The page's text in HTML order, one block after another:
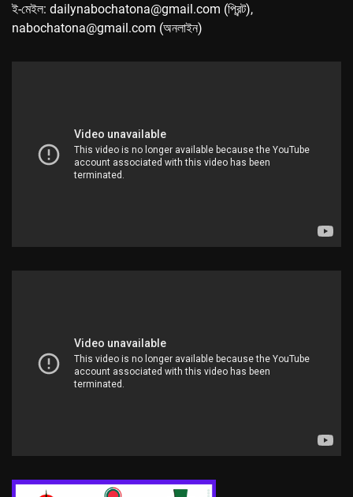
ই-মেইল: dailynabochatona@gmail.com (প্রিন্ট),
nabochatona@gmail.com (অনলাইন)